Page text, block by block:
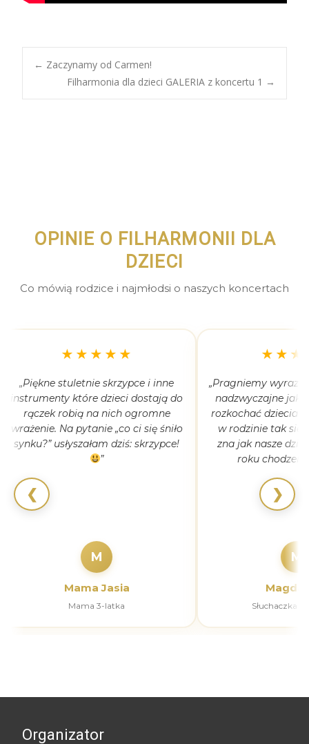
Post
← Zaczynamy od Carmen!
Filharmonia dla dzieci GALERIA z koncertu 1 →
OPINIE O FILHARMONII DLA
DZIECI
Co mówią rodzice i najmłodsi o naszych koncertach
❮
★★★★★
„Piękne stuletnie skrzypce i inne
instrumenty które dzieci dostają do
rączek robią na nich ogromne
wrażenie. Na pytanie „co ci się śniło
synku?” usłyszałam dziś: skrzypce!
”
M
Mama Jasia
Mama 3-latka
„Pragniemy wyrazić
nadzwyczajne jak
rozkochać
w rodzinie tak się
zna jak nasze
roku
M
Słuchaczka
❯
Organizator